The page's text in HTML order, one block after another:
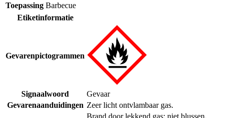
Toepassing Barbecue
Etiketinformatie
Gevarenpictogrammen
Signaalwoord
Gevaar
Gevarenaanduidingen Zeer licht ontvlambaar gas.
Brand door lekkend gas: niet blussen,